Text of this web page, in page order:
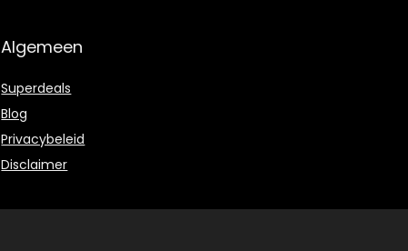
Algemeen
Superdeals
Blog
Privacybeleid
Disclaimer